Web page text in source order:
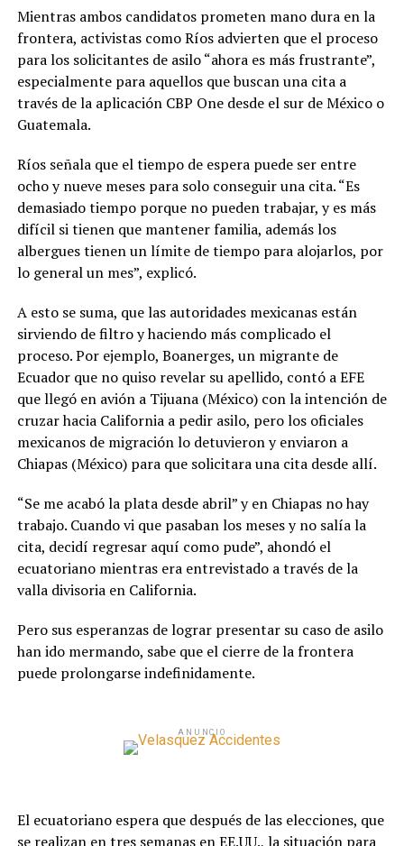
Mientras ambos candidatos prometen mano dura en la
frontera, activistas como Ríos advierten que el proceso
para los solicitantes de asilo “ahora es más frustrante”,
especialmente para aquellos que buscan una cita a
través de la aplicación CBP One desde el sur de México o
Guatemala.
Ríos señala que el tiempo de espera puede ser entre
ocho y nueve meses para solo conseguir una cita. “Es
demasiado tiempo porque no pueden trabajar, y es más
difícil si tienen que mantener familia, además los
albergues tienen un límite de tiempo para alojarlos, por
lo general un mes”, explicó.
A esto se suma, que las autoridades mexicanas están
sirviendo de filtro y haciendo más complicado el
proceso. Por ejemplo, Boanerges, un migrante de
Ecuador que no quiso revelar su apellido, contó a EFE
que llegó en avión a Tijuana (México) con la intención de
cruzar hacia California a pedir asilo, pero los oficiales
mexicanos de migración lo detuvieron y enviaron a
Chiapas (México) para que solicitara una cita desde allí.
“Se me acabó la plata desde abril” y en Chiapas no hay
trabajo. Cuando vi que pasaban los meses y no salía la
cita, decidí regresar aquí como pude”, ahondó el
ecuatoriano mientras era entrevistado a través de la
valla divisoria en California.
Pero sus esperanzas de lograr presentar su caso de asilo
han ido mermando, sabe que el cierre de la frontera
puede prolongarse indefinidamente.
ANUNCIO
El ecuatoriano espera que después de las elecciones, que
se realizan en tres semanas en EE.UU., la situación para